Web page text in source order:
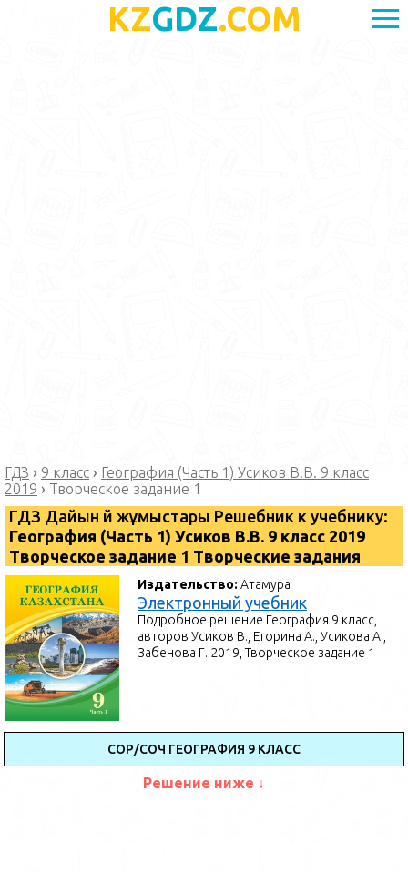
KZGDZ.COM
ГДЗ › 9 класс › География (Часть 1) Усиков В.В. 9 класс
2019 › Творческое задание 1
ГДЗ Дайын үй жұмыстары Решебник к учебнику:
География (Часть 1) Усиков В.В. 9 класс 2019
Творческое задание 1 Творческие задания
Издательство:Атамура
Электронный учебник
Подробное решение География 9 класс,
авторов Усиков В., Егорина А., Усикова А.,
Забенова Г. 2019, Творческое задание 1
СОР/СОЧ ГЕОГРАФИЯ 9 КЛАСС
Решение ниже ↓